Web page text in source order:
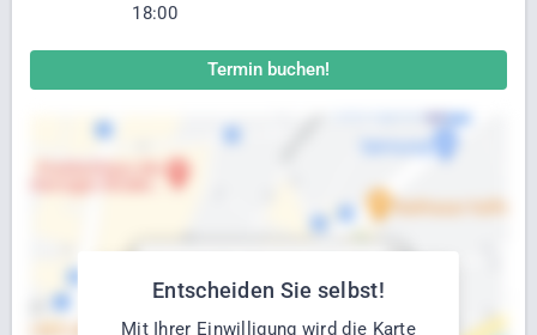
18:00
Termin buchen!
Entscheiden Sie selbst!
Mit Ihrer Einwilligung wird die Karte